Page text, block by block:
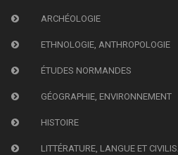
ARCHÉOLOGIE
ETHNOLOGIE, ANTHROPOLOGIE
ÉTUDES NORMANDES
GÉOGRAPHIE, ENVIRONNEMENT
HISTOIRE
LITTÉRATURE, LANGUE ET